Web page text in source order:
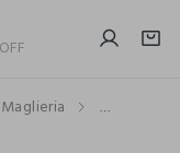
Maglieria Maglioni